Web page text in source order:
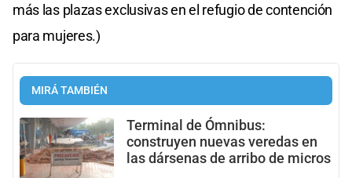
más las plazas exclusivas en el refugio de contención
para mujeres.)
MIRÁ TAMBIÉN
Terminal de Ómnibus:
construyen nuevas veredas en
las dársenas de arribo de micros